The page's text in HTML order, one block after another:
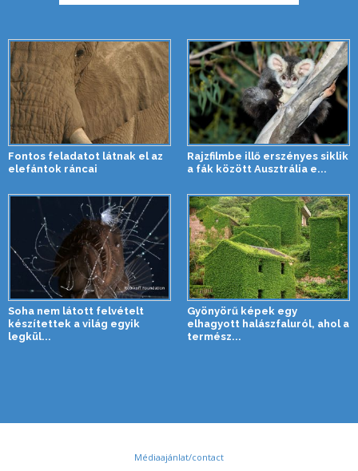
Fontos feladatot látnak el az
elefántok ráncai
Rajzfilmbe illő erszényes siklik
a fák között Ausztrália e...
Soha nem látott felvételt
készítettek a világ egyik
legkül...
Gyönyörű képek egy
elhagyott halászfaluról, ahol a
termész...
Médiaajánlat/contact